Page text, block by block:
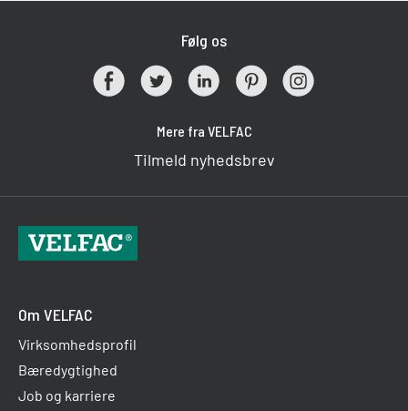
Følg os
Mere fra VELFAC
Tilmeld nyhedsbrev
Om VELFAC
Virksomhedsprofil
Bæredygtighed
Job og karriere